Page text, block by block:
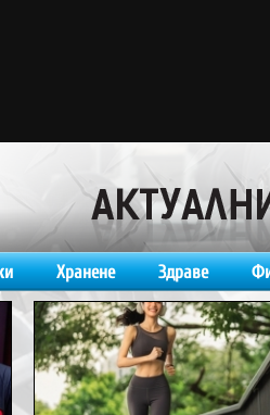
Хранене Здраве